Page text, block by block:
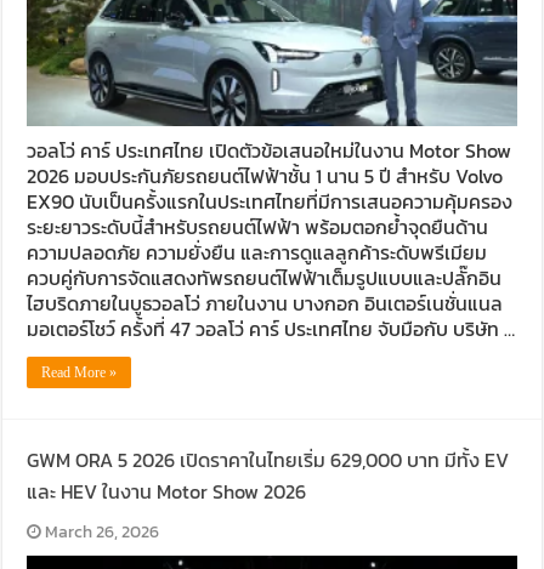
วอลโว่ คาร์ ประเทศไทย เปิดตัวข้อเสนอใหม่ในงาน Motor Show
2026 มอบประกันภัยรถยนต์ไฟฟ้าชั้น 1 นาน 5 ปี สำหรับ Volvo
EX90 นับเป็นครั้งแรกในประเทศไทยที่มีการเสนอความคุ้มครอง
ระยะยาวระดับนี้สำหรับรถยนต์ไฟฟ้า พร้อมตอกย้ำจุดยืนด้าน
ความปลอดภัย ความยั่งยืน และการดูแลลูกค้าระดับพรีเมียม
ควบคู่กับการจัดแสดงทัพรถยนต์ไฟฟ้าเต็มรูปแบบและปลั๊กอิน
ไฮบริดภายในบูธวอลโว่ ภายในงาน บางกอก อินเตอร์เนชั่นแนล
มอเตอร์โชว์ ครั้งที่ 47 วอลโว่ คาร์ ประเทศไทย จับมือกับ บริษัท …
Read More »
GWM ORA 5 2026 เปิดราคาในไทยเริ่ม 629,000 บาท มีทั้ง EV
และ HEV ในงาน Motor Show 2026
March 26, 2026